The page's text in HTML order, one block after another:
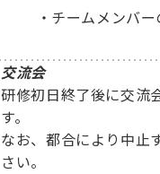
チームメンバ
交流会
研修初日終了後に交流
す。
なお、都合により中止
さい。